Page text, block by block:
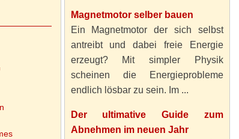
Magnetmotor selber bauen
Ein Magnetmotor der sich selbst
antreibt und dabei freie Energie
erzeugt? Mit simpler Physik
scheinen die Energieprobleme
endlich lösbar zu sein. Im ...
Der ultimative Guide zum
Abnehmen im neuen Jahr